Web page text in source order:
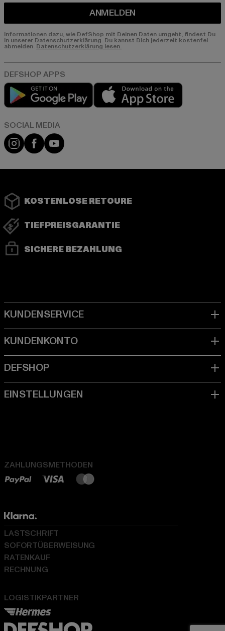
ANMELDEN
Informationen dazu, wie DefShop mit Deinen Daten umgeht, findest Du
in unserer Datenschutzerklärung. Du kannst Dich jederzeit kostenfei
abmelden. Datenschutzerklärung lesen.
Play market
Instagram
FacebookYouTube
KOSTENLOSE RETOURE
TIEFPREISGARANTIE
SICHERE BEZAHLUNG
ZAHLUNGSMETHODEN
LOGISTIKPARTNER
LASTSCHRIFT
SOFORTÜBERWEISUNG
RATENKAUF
RECHNUNG